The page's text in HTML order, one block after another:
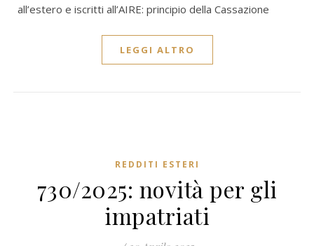
all’estero e iscritti all’AIRE: principio della Cassazione
LEGGI ALTRO
REDDITI ESTERI
730/2025: novità per gli
impatriati